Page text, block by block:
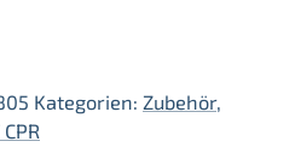
Kategorien: Zubehör,